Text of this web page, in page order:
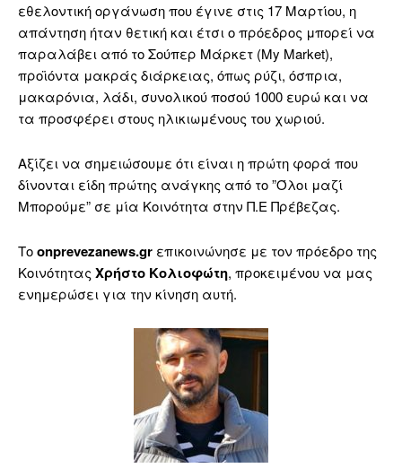
εθελοντική οργάνωση που έγινε στις 17 Μαρτίου, η
απάντηση ήταν θετική και έτσι ο πρόεδρος μπορεί να
παραλάβει από το Σούπερ Μάρκετ (My Market),
προϊόντα μακράς διάρκειας, όπως ρύζι, όσπρια,
μακαρόνια, λάδι, συνολικού ποσού 1000 ευρώ και να
τα προσφέρει στους ηλικιωμένους του χωριού.
Αξίζει να σημειώσουμε ότι είναι η πρώτη φορά που
δίνονται είδη πρώτης ανάγκης από το ”Όλοι μαζί
Μπορούμε” σε μία Κοινότητα στην Π.Ε Πρέβεζας.
Τοonprevezanews.gr επικοινώνησε με τον πρόεδρο της
Κοινότητας Χρήστο Κολιοφώτη, προκειμένου να μας
ενημερώσει για την κίνηση αυτή.